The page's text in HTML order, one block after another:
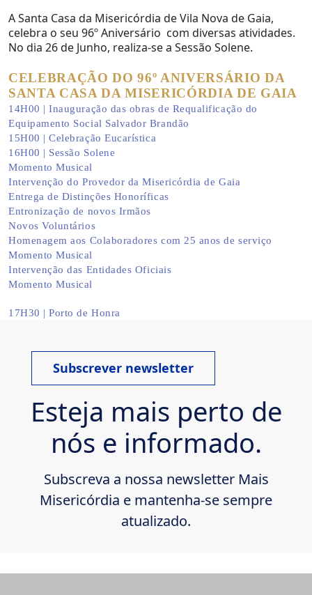
A Santa Casa da Misericórdia de Vila Nova de Gaia,
celebra o seu 96º Aniversário com diversas atividades.
No dia 26 de Junho, realiza-se a Sessão Solene.
CELEBRAÇÃO DO 96º ANIVERSÁRIO DA
SANTA CASA DA MISERICÓRDIA DE GAIA
14H00 |Inauguração das obras de Requalificação do
Equipamento Social Salvador Brandão
15H00 |Celebração Eucarística
16H00 | Sessão Solene
Momento Musical
Intervenção doProvedor daMisericórdia de Gaia
Entrega de Distinções Honoríficas
Entronização de novos Irmãos
Novos Voluntários
Homenagem aos Colaboradores com 25 anos deserviço
Momento Musical
Intervenção das Entidades Oficiais
Momento Musical
17H30 | Porto deHonra
Subscrever newsletter
Esteja mais perto de
nós e informado.
Subscreva a nossa newsletter Mais
Misericórdia e mantenha-se sempre
atualizado.